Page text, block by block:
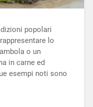
popolari
lo
o un
in carne ed
esempi noti sono